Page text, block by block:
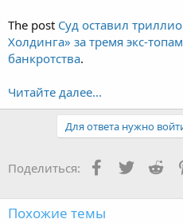
The post Суд оставил
Холдинга» за тремя экс-
банкротства.
Читайте далее...
Для ответа нужно
Поделиться: Facebook
Twitter
Похожие темы